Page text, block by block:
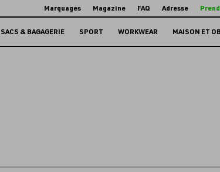
Marquages Magazine FAQ Adresse
SACS & BAGAGERIE SPORT WORKWEAR MAISON ET